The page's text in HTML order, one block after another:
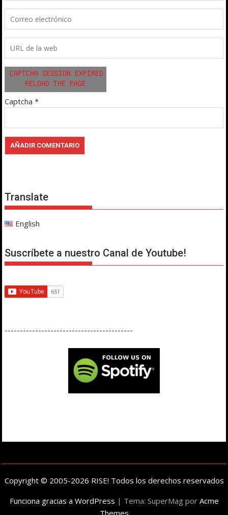
Captcha *
Translate
English
Suscríbete a nuestro Canal de Youtube!
------------------------------------------
Copyright © 2005-2026 RISE! Todos los derechos reservados
Funciona gracias a WordPress | Tema: SuperMag por Acme